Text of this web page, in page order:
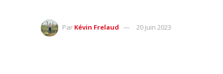
Par Kévin Frelaud 20 juin 2023